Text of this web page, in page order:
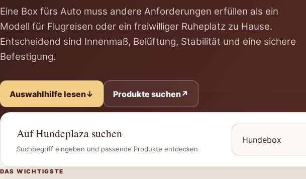
Eine Box fürs Auto muss andere Anforderungen erfüllen als ein
Modell für Flugreisen oder ein freiwilliger Ruheplatz zu Hause.
Entscheidend sind Innenmaß, Belüftung, Stabilität und eine sichere
Befestigung.
Auswahlhilfe lesen↓ Produkte suchen↗
Auf Hundeplaza suchen
Suchbegriff eingeben und passende Produkte entdecken
DAS WICHTIGSTE